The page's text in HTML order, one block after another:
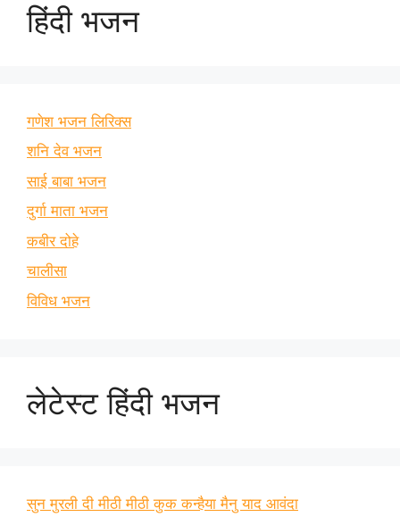
हिंदी भजन
गणेश भजन लिरिक्स
शनि देव भजन
साई बाबा भजन
दुर्गा माता भजन
कबीर दोहे
चालीसा
विविध भजन
लेटेस्ट हिंदी भजन
सुन मुरली दी मीठी मीठी कुक कन्हैया मैनु याद आवंदा